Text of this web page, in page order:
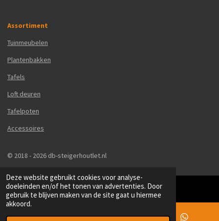
Deze website gebruikt cookies voor analyse-
doeleinden en/of het tonen van advertenties. Door
gebruik te blijven maken van de site gaat u hiermee
akkoord.
Assortiment
Tuinmeubelen
Plantenbakken
Tafels
Loft deuren
Tafelpoten
Accessoires
© 2018 - 2026 db-steigerhoutlet.nl